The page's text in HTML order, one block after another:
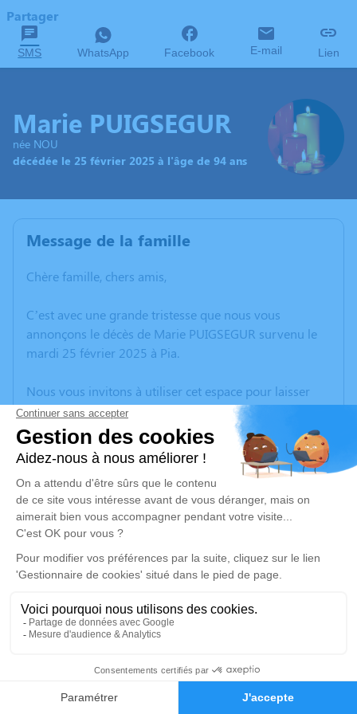
Faire-part Hommages
Partager
SMS WhatsApp Facebook E-mail Lien
Marie PUIGSEGUR
née NOU
décédée le 25 février 2025 à l'âge de 94 ans
Message de la famille
Chère famille, chers amis,
C’est avec une grande tristesse que nous vous
annonçons le décès de Marie PUIGSEGUR survenu le
mardi 25 février 2025 à Pia.
Nous vous invitons à utiliser cet espace pour laisser
vos condoléances, partager des photos souvenirs, une
anecdote ou exprimer vos pensées à travers des
poèmes ou des textes. Cet endroit est un lieu
d'expression dédié à honorer la mémoire de Marie
PUIGSEGUR.
Un service de plantation d’arbre hommage est
disponible ici.
Je rends hommage
Cérémonie religieuse
Église de Villeneuve-de-la-Raho
66180 Villeneuve-de-la-Raho